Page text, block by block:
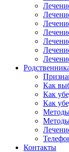
Как
Как
Как
Методы
Методы
Контакты